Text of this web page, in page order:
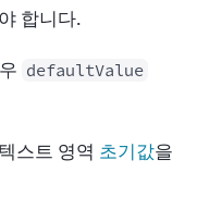
합니다.
defaultValue
스트 영역 초기값을